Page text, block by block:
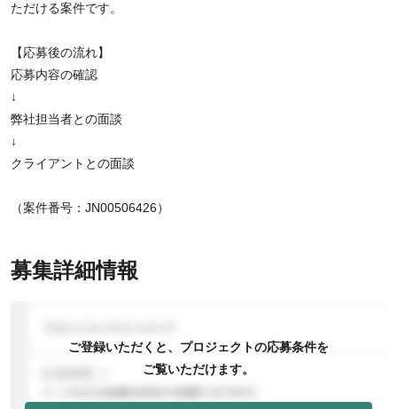
ただける案件です。
【応募後の流れ】
応募内容の確認
↓
弊社担当者との面談
↓
クライアントとの面談
（案件番号：JN00506426）
募集詳細情報
ご登録いただくと、プロジェクトの応募条件を
ご覧いただけます。